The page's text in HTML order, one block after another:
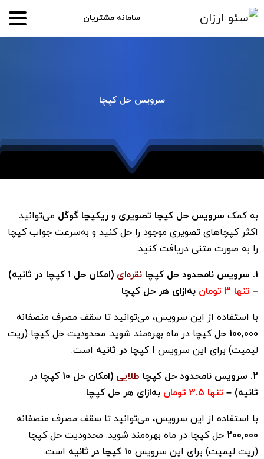
سامانه مشتریان
سرویس حل کپچا
به کمک سرویس حل کپچا تصویری و ریکپچا گوگل می‌توانید
اکثر کپچاهای تصویری موجود را حل کنید و به‌سرعت جواب کپچا
را به صورت متنی دریافت کنید.
1. سرویس نامحدود حل کپچا
نقره‌ای
(امکان حل 1 کپچا در ثانیه)
– تنها 3 تومان
به‌ازای هر حل کپچا
با استفاده از این سرویس، می‌توانید تا سقف مصرف منصفانه
100,000 حل کپچا در ماه بهره‌مند شوید. محدودیت حل کپچا (ریت
لیمیت) برای این سرویس 1 کپچا در ثانیه
است.
2. سرویس نامحدود حل کپچا
طلایی
(امکان حل 10 کپچا در
ثانیه) – تنها 3.5 تومان
به‌ازای هر حل کپچا
با استفاده از این سرویس، می‌توانید تا سقف مصرف منصفانه
200,000 حل کپچا در ماه بهره‌مند شوید. محدودیت حل کپچا
(ریت لیمیت) برای این سرویس 10 کپچا در ثانیه
است.